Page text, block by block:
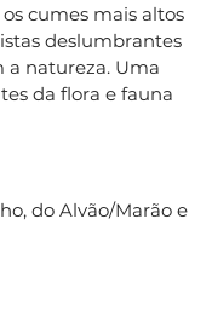
cumes mais altos
deslumbrantes
a natureza. Uma
da flora e fauna
do Alvão/Marão e